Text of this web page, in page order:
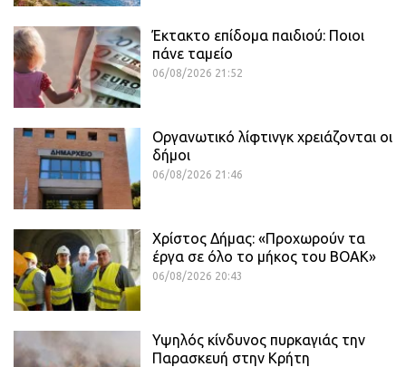
Έκτακτο επίδομα παιδιού: Ποιοι
πάνε ταμείο
06/08/2026 21:52
Οργανωτικό λίφτινγκ χρειάζονται οι
δήμοι
06/08/2026 21:46
Χρίστος Δήμας: «Προχωρούν τα
έργα σε όλο το μήκος του ΒΟΑΚ»
06/08/2026 20:43
Υψηλός κίνδυνος πυρκαγιάς την
Παρασκευή στην Κρήτη